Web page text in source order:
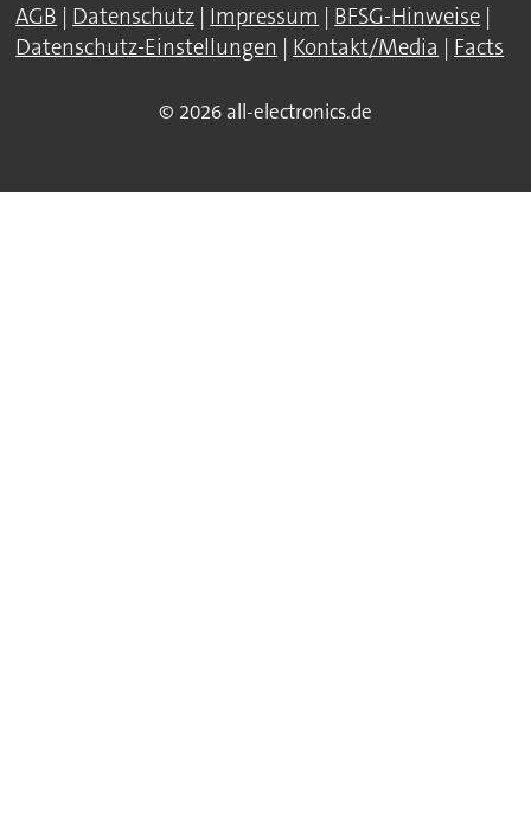
AGB | Datenschutz | Impressum | BFSG-Hinweise |
Datenschutz-Einstellungen | Kontakt/Media | Facts
© 2026 all-electronics.de